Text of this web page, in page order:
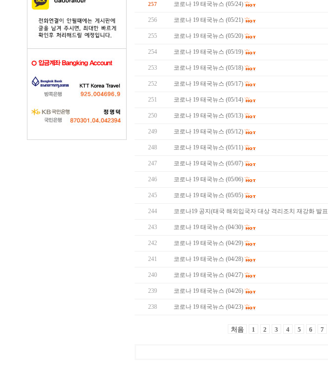
257 코로나 19 태국뉴스 (05/24)
256 코로나 19 태국뉴스 (05/21)
255 코로나 19 태국뉴스 (05/20)
254 코로나 19 태국뉴스 (05/19)
253 코로나 19 태국뉴스 (05/18)
252 코로나 19 태국뉴스 (05/17)
251 코로나 19 태국뉴스 (05/14)
250 코로나 19 태국뉴스 (05/13)
249 코로나 19 태국뉴스 (05/12)
248 코로나 19 태국뉴스 (05/11)
247 코로나 19 태국뉴스 (05/07)
246 코로나 19 태국뉴스 (05/06)
245 코로나 19 태국뉴스 (05/05)
244 코로나19 공지(태국 해외입국자 대상 격리조치 재강화 발표
243 코로나 19 태국뉴스 (04/30)
242 코로나 19 태국뉴스 (04/29)
241 코로나 19 태국뉴스 (04/28)
240 코로나 19 태국뉴스 (04/27)
239 코로나 19 태국뉴스 (04/26)
238 코로나 19 태국뉴스 (04/23)
처음 1 2 3 4 5 6 7